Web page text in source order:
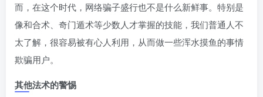
而，在这个时代，网络骗子盛行也不是什么新鲜事。特别是
像和合术、奇门遁术等少数人才掌握的技能，我们普通人不
太了解，很容易被有心人利用，从而做一些浑水摸鱼的事情
欺骗用户。
其他法术的警惕